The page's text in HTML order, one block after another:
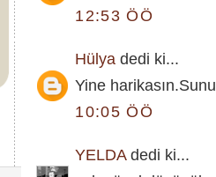
12:53 ÖÖ
Hülya dedi ki...
Yine
10:05 ÖÖ
YELDAdedi ki...